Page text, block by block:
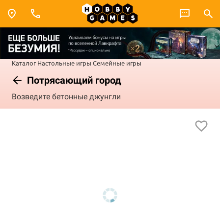
Каталог Настольные игры Семейные игры
Потрясающий город
Возведите бетонные джунгли